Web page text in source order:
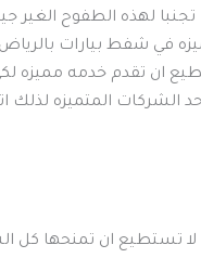
تجنبا لهذه الطفوح الغير
في شفط بيارات
ان تقدم خدمه مميزه
الشركات المتميزه لذلك
لا تستطيع ان تمنحها كل